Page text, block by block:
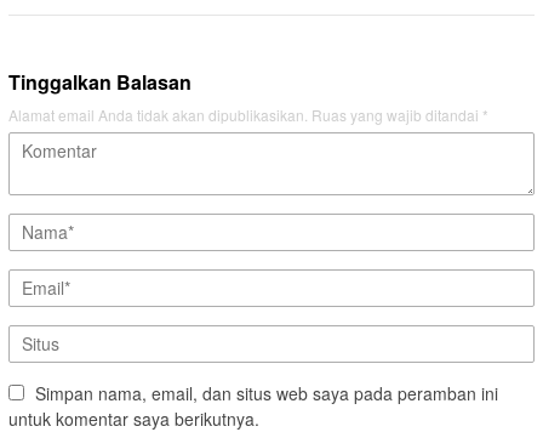
Tinggalkan Balasan
Alamat email Anda tidak akan dipublikasikan. Ruas yang wajib ditandai *
Simpan nama, email, dan situs web saya pada peramban ini
untuk komentar saya berikutnya.